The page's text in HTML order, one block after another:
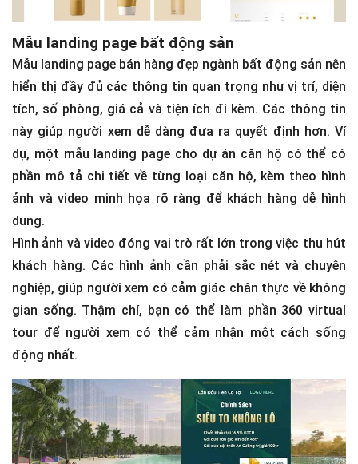
Mẫu landing page bất động sản
Mẫu landing page bán hàng đẹp ngành bất động sản nên
hiển thị đầy đủ các thông tin quan trọng như vị trí, diện
tích, số phòng, giá cả và tiện ích đi kèm. Các thông tin
này giúp người xem dễ dàng đưa ra quyết định hơn. Ví
dụ, một mẫu landing page cho dự án căn hộ có thể có
phần mô tả chi tiết về từng loại căn hộ, kèm theo hình
ảnh và video minh họa rõ ràng để khách hàng dễ hình
dung​.
Hình ảnh và video đóng vai trò rất lớn trong việc thu hút
khách hàng. Các hình ảnh cần phải sắc nét và chuyên
nghiệp, giúp người xem có cảm giác chân thực về không
gian sống. Thậm chí, bạn có thể làm phần 360 virtual
tour để người xem có thể cảm nhận một cách sống
động nhất.